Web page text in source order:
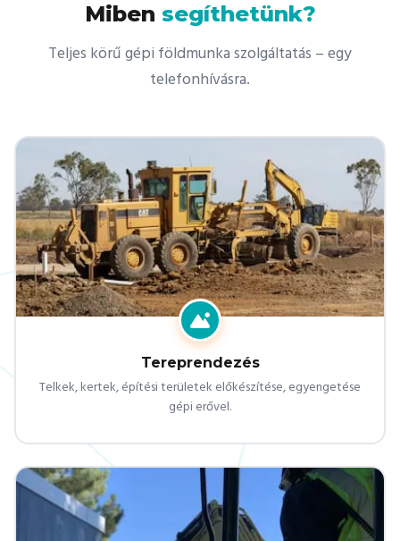
Miben segíthetünk?
Teljes körű gépi földmunka szolgáltatás – egy
telefonhívásra.
Tereprendezés
Telkek, kertek, építési területek előkészítése, egyengetése
gépi erővel.